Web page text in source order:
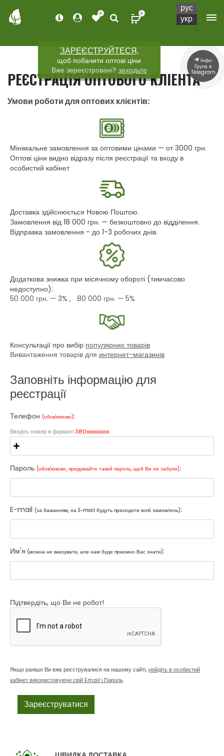
ЗАРЕЄСТРУЙТЕСЯ,
щоб побачити оптові ціни
Вже зереєстровані? заходьте
0 0
РЕЄСТРАЦІЯ ОПТОВОГО КЛІЕНТА
Умови роботи для оптових клієнтів:
Мінімальне замовлення за оптовими цінами — от 3000 грн.
Оптові ціни видно відразу після реєстрації та входу в
особистий кабінет
Доставка здійснюється Новою Поштою.
Замовлення від 18 000 грн. — безкоштовно до відділення.
Відправка замовлення - до 1-3 робочих днів.
Додаткова знижка при місячному обороті (тимчасово
недоступно):
50 000 грн. — 3% , 80 000 грн. — 5%
Консультації про вибір популярних товарів
Вивантаження товарів для интернет-магазинів
Заповніть інформацію для
реєстрації
Телефон (обов'язково):
Введіть номер в форматі380xxxxxxxxx
Пароль (обов'язково, придумайте такий пароль, щоб Ви не забули):
E-mail (за бажанням, на E-mail будуть приходити копії замовлень):
Им'я (можна не вказувати, але нам буде приємно Вас знати):
Підтвердіть, що Ви не робот!
Якщо раніше Ви вже реєструвалися на нашому сайті,увійдіть в особистий
кабінет використовуючи свій Email і Пароль.
рус
укр
Інфо
Група в
Telegram